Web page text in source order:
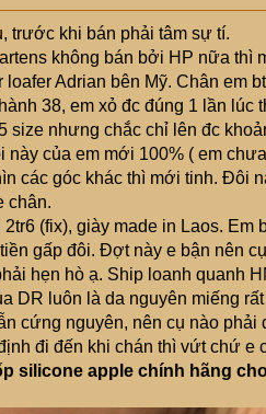
trước khi bán phải tâm sự tí.
không bán bởi HP nữa thì
loafer Adrian bên Mỹ. Chân em
38, em xỏ đc đúng 1 lần lúc
size nhưng chắc chỉ lên đc
này của em mới 100% ( em
các góc khác thì mới tinh. Đôi
chân.
(fix), giày made in Laos.
gấp đôi. Đợt này e bận nên
hẹn hò ạ. Ship loanh quanh
DR luôn là da nguyên miếng
cứng nguyên, nên cụ nào
đi đến khi chán thì vứt chứ e
silicone apple chính hãng